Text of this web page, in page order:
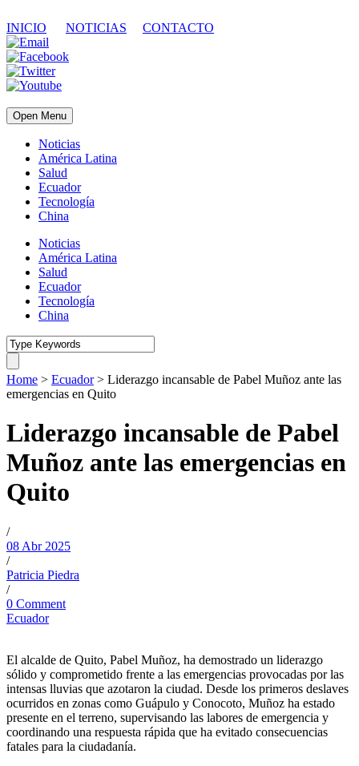
INICIO NOTICIAS CONTACTO
Open Menu
Noticias
América Latina
Salud
Ecuador
Tecnología
China
Noticias
América Latina
Salud
Ecuador
Tecnología
China
Home > Ecuador > Liderazgo incansable de Pabel Muñoz ante las
emergencias en Quito
Liderazgo incansable de Pabel
Muñoz ante las emergencias en
Quito
/
08 Abr 2025
/
Patricia Piedra
/
0 Comment
Ecuador
El alcalde de Quito, Pabel Muñoz, ha demostrado un liderazgo
sólido y comprometido frente a las emergencias provocadas por las
intensas lluvias que azotaron la ciudad. Desde los primeros deslaves
ocurridos en zonas como Guápulo y Conocoto, Muñoz ha estado
presente en el terreno, supervisando las labores de emergencia y
coordinando una respuesta rápida que ha evitado consecuencias
fatales para la ciudadanía.